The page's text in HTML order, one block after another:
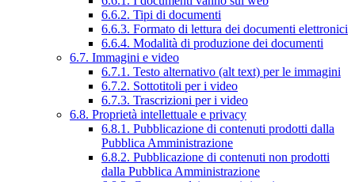
6.6.2. Tipi di documenti
6.6.3. Formato di lettura dei documenti elettronici
6.6.4. Modalità di produzione dei documenti
6.7. Immagini e video
6.7.1. Testo alternativo (alt text) per le immagini
6.7.2. Sottotitoli per i video
6.7.3. Trascrizioni per i video
6.8. Proprietà intellettuale e privacy
6.8.1. Pubblicazione di contenuti prodotti dalla
Pubblica Amministrazione
6.8.2. Pubblicazione di contenuti non prodotti
dalla Pubblica Amministrazione